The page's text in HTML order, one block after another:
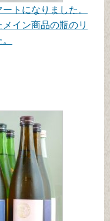
トになりました。
イン商品の瓶のリ